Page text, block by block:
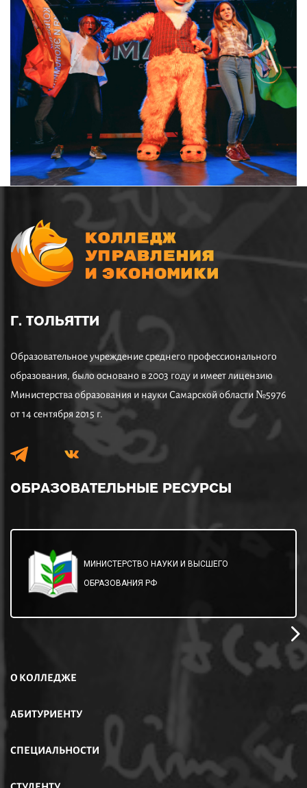
Г. ТОЛЬЯТТИ
Образовательное учреждение среднего профессионального
образования, было основано в 2003 году и имеет лицензию
Министерства образования и науки Самарской области №5976
от 14 сентября 2015 г.
ОБРАЗОВАТЕЛЬНЫЕ РЕСУРСЫ
МИНИСТЕРСТВО НАУКИ И ВЫСШЕГО
ОБРАЗОВАНИЯ РФ
О КОЛЛЕДЖЕ
АБИТУРИЕНТУ
СПЕЦИАЛЬНОСТИ